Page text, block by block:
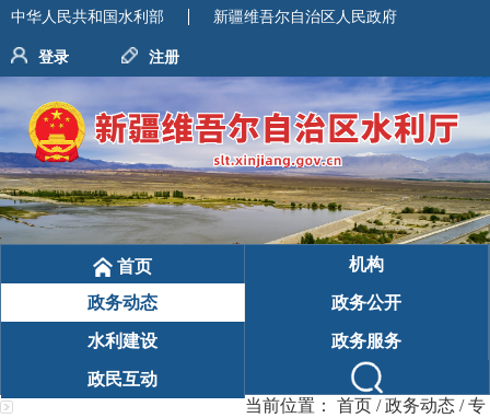
中华人民共和国水利部 新疆维吾尔自治区人民政府
登录 注册
首页 机构
政务动态 政务公开
水利建设 政务服务
政民互动
当前位置： 首页 /政务动态 /专